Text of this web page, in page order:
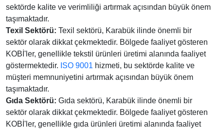
sektörde kalite ve verimliliği artırmak açısından büyük önem
taşımaktadır.
Texil Sektörü: Texil sektörü, Karabük ilinde önemli bir
sektör olarak dikkat çekmektedir. Bölgede faaliyet gösteren
KOBİ'ler, genellikle tekstil ürünleri üretimi alanında faaliyet
göstermektedir. ISO 9001 hizmeti, bu sektörde kalite ve
müşteri memnuniyetini artırmak açısından büyük önem
taşımaktadır.
Gıda Sektörü: Gıda sektörü, Karabük ilinde önemli bir
sektör olarak dikkat çekmektedir. Bölgede faaliyet gösteren
KOBİ'ler, genellikle gıda ürünleri üretimi alanında faaliyet